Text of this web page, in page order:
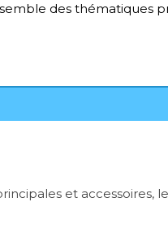
des thématiques
et accessoires,